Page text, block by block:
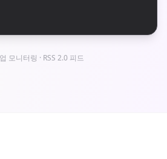
모니터링 · RSS 2.0 피드